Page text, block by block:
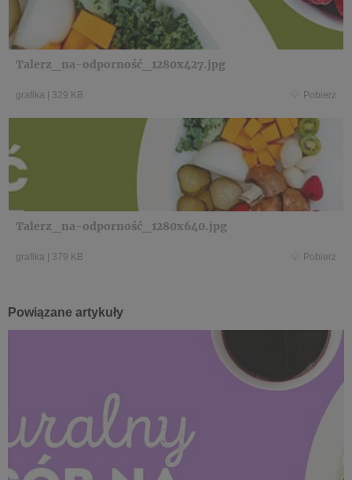
Talerz_na-odporność_1280x427.jpg
grafika 329 KB Pobierz
Talerz_na-odporność_1280x640.jpg
grafika 379 KB Pobierz
Powiązane artykuły